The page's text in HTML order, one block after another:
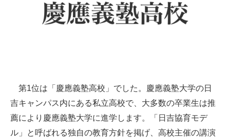
第1位は「慶應義塾高校」でした。慶應義塾大学の日
吉キャンパス内にある私立高校で、大多数の卒業生は推
薦により慶應義塾大学に進学します。「日吉協育モデ
ル」と呼ばれる独自の教育方針を掲げ、高校主催の講演